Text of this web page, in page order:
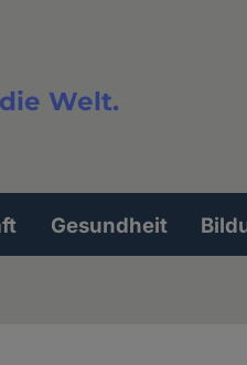
Welt.
Gesundheit